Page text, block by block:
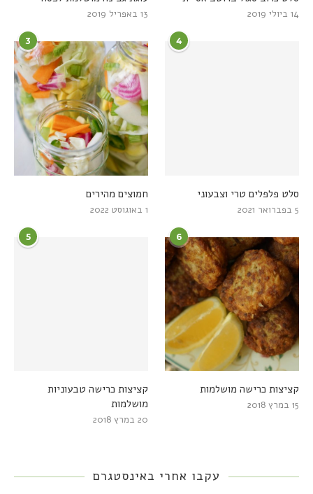
13 באפריל 2019 14 ביולי 2019
3
חמוצים מהירים
1 באוגוסט 2022
4
סלט פלפלים טרי וצבעוני
5 בפברואר 2021
5
קציצות כרישה טבעוניות
מושלמות
20 במרץ 2018
6
קציצות כרישה מושלמות
15 במרץ 2018
עקבו אחרי באינסטגרם